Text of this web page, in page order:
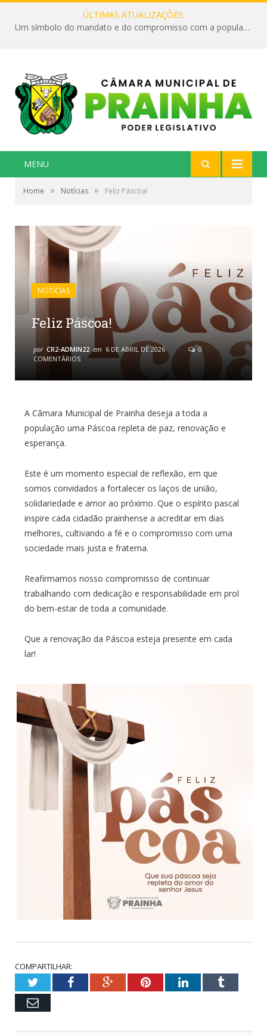
ÚLTIMAS ATUALIZAÇÕES:
Um símbolo do mandato e do compromisso com a população
MENU
Home » Notícias » Feliz Páscoa!
NOTÍCIAS
Feliz Páscoa!
por CR2-ADMIN22 em 6 DE ABRIL DE 2026
0
COMENTÁRIOS
A Câmara Municipal de Prainha deseja a toda a
população uma Páscoa repleta de paz, renovação e
esperança.
Este é um momento especial de reflexão, em que
somos convidados a fortalecer os laços de união,
solidariedade e amor ao próximo. Que o espírito pascal
inspire cada cidadão prainhense a acreditar em dias
melhores, cultivando a fé e o compromisso com uma
sociedade mais justa e fraterna.
Reafirmamos nosso compromisso de continuar
trabalhando com dedicação e responsabilidade em prol
do bem-estar de toda a comunidade.
Que a renovação da Páscoa esteja presente em cada
lar!
COMPARTILHAR:
TwitterFacebookGoogle+PinterestLinkedInTumblr
Email